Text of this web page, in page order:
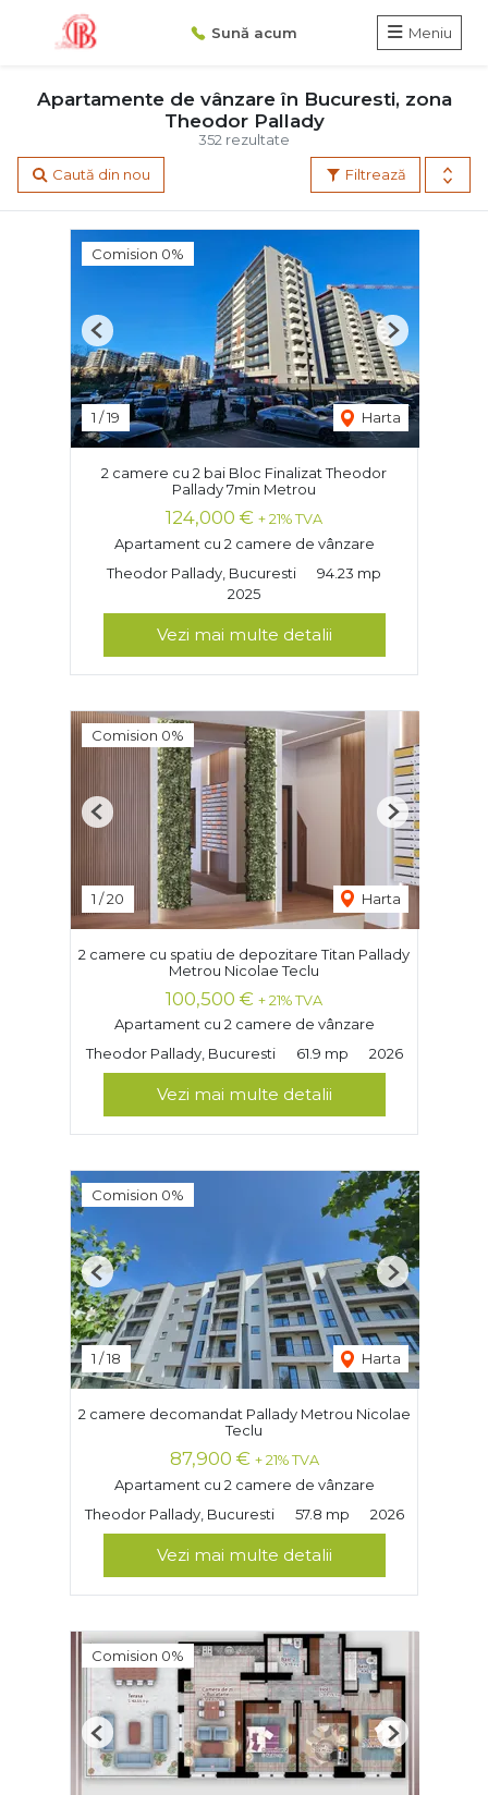
Sună acum Meniu
352 rezultate
Apartamente de vânzare în Bucuresti, zona
Theodor Pallady
Filtrează
Caută din nou
Comision 0%
1 /19 Harta
Previous Next
2 camere cu 2 bai Bloc Finalizat Theodor
Pallady 7min Metrou
124,000 € + 21% TVA
Apartament cu 2 camere de vânzare
Theodor Pallady, Bucuresti
94.23 mp
2025
Vezi mai multe detalii
Comision 0%
1 /20 Harta
Previous Next
2 camere cu spatiu de depozitare Titan Pallady
Metrou Nicolae Teclu
100,500 € + 21% TVA
Apartament cu 2 camere de vânzare
Theodor Pallady, Bucuresti
61.9 mp 2026
Vezi mai multe detalii
Comision 0%
1 /18 Harta
Previous Next
2 camere decomandat Pallady Metrou Nicolae
Teclu
87,900 € + 21% TVA
Apartament cu 2 camere de vânzare
Theodor Pallady, Bucuresti
57.8 mp 2026
Vezi mai multe detalii
Comision 0%
Previous Next